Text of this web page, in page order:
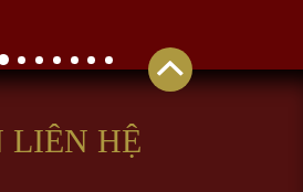
LIÊN HỆ